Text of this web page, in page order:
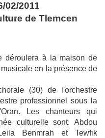
02/2011
de Tlemcen
déroulera à la maison de
en la présence de
(30) de l'orchestre
professionnel sous la
Les chanteurs qui
culturelle sont: Abdou
Benmrah et Tewfik